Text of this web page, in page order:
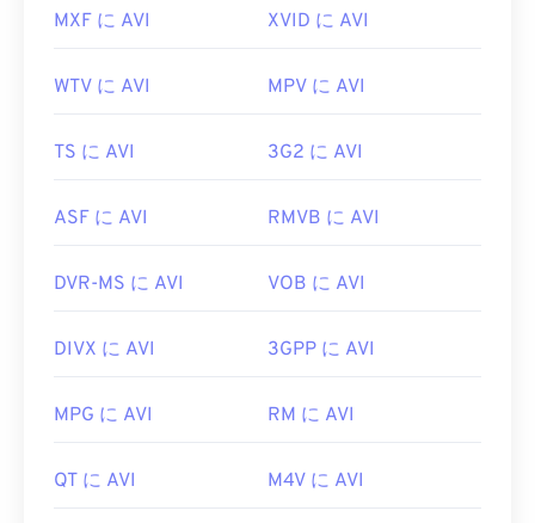
MXF に AVI XVID に AVI
WTV に AVI MPV に AVI
TS に AVI 3G2 に AVI
ASF に AVI RMVB に AVI
DVR-MS に AVI VOB に AVI
DIVX に AVI 3GPP に AVI
MPG に AVI RM に AVI
QT に AVI M4V に AVI